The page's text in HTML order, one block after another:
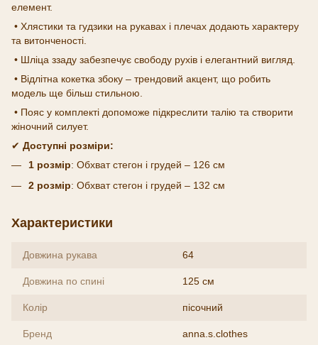
елемент.
• Хлястики та гудзики на рукавах і плечах додають характеру
та витонченості.
• Шліца ззаду забезпечує свободу рухів і елегантний вигляд.
• Відлітна кокетка збоку – трендовий акцент, що робить
модель ще більш стильною.
• Пояс у комплекті допоможе підкреслити талію та створити
жіночний силует.
✔ Доступні розміри:
1 розмір: Обхват стегон і грудей – 126 см
2 розмір: Обхват стегон і грудей – 132 см
Характеристики
Довжина рукава 64
Довжина по спині 125 см
Колір пісочний
Бренд anna.s.clothes